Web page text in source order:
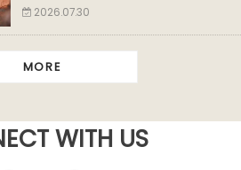
2026.07.30
MORE
WITH US